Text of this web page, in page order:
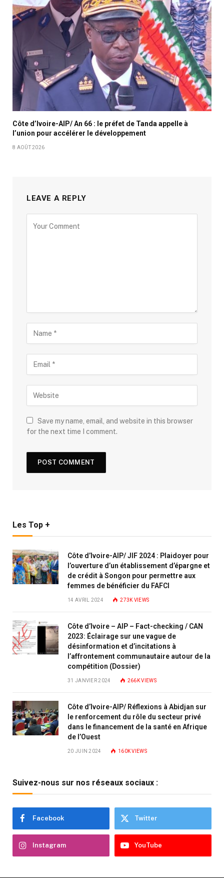
Côte d’Ivoire-AIP/ An 66 : le préfet de Tanda appelle à
l’union pour accélérer le développement
8 AOÛT 2026
LEAVE A REPLY
Save my name, email, and website in this browser
for the next time I comment.
Les Top +
Côte d’Ivoire-AIP/ JIF 2024 : Plaidoyer pour
l’ouverture d’un établissement d’épargne et
de crédit à Songon pour permettre aux
femmes de bénéficier du FAFCI
14 AVRIL 2024 273KVIEWS
Côte d’Ivoire – AIP – Fact-checking / CAN
2023: Éclairage sur une vague de
désinformation et d’incitations à
l’affrontement communautaire autour de la
compétition (Dossier)
31 JANVIER 2024 266KVIEWS
Côte d’Ivoire-AIP/ Réflexions à Abidjan sur
le renforcement du rôle du secteur privé
dans le financement de la santé en Afrique
de l’Ouest
20 JUIN 2024 160KVIEWS
Suivez-nous sur nos réseaux sociaux :
Facebook Twitter
Instagram YouTube